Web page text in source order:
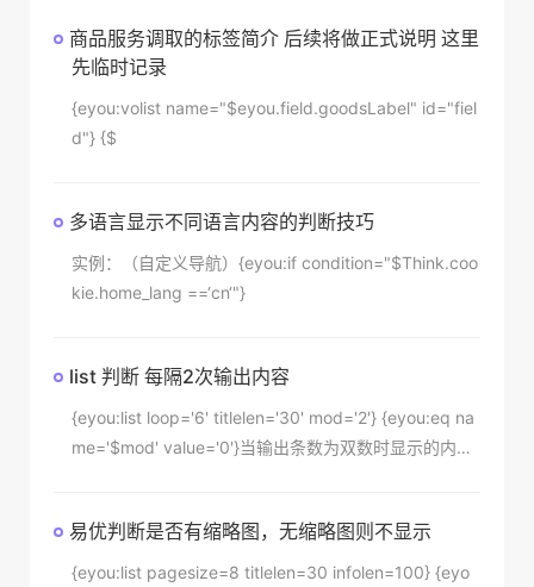
商品服务调取的标签简介 后续将做正式说明 这里
先临时记录
{eyou:volist name="$eyou.field.goodsLabel" id="fiel
d"} {$
多语言显示不同语言内容的判断技巧
实例：（自定义导航）{eyou:if condition="$Think.coo
kie.home_lang ==‘cn‘"}
list 判断 每隔2次输出内容
{eyou:list loop='6' titlelen='30' mod='2'} {eyou:eq na
me='$mod' value='0'}当输出条数为双数时显示的内容
易优判断是否有缩略图，无缩略图则不显示
{eyou:list pagesize=8 titlelen=30 infolen=100} {eyo